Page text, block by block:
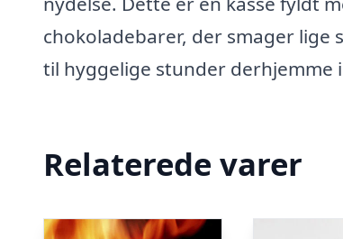
chokoladebarer, der smager lige
til hyggelige stunder derhjemme
Relaterede varer